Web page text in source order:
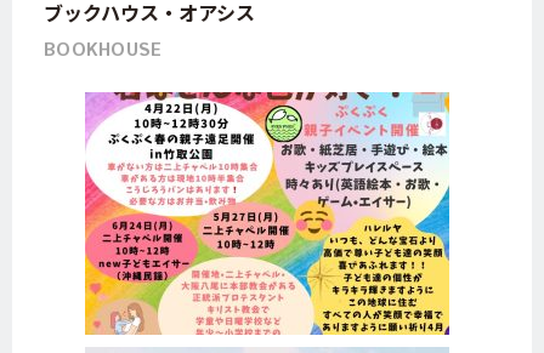
ブックハウス・オアシス
BOOKHOUSE